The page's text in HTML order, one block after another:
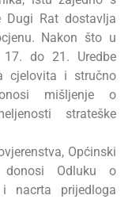
Dugi Rat dostavlja
Nakon što u
do 21. Uredbe
cjelovita i stručno
mišljenje o
strateške
Općinski
Odluku o
nacrta prijedloga